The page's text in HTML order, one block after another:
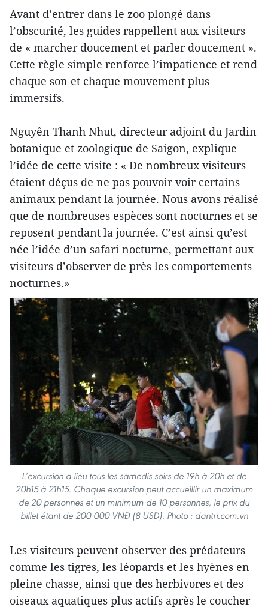
Avant d’entrer dans le zoo plongé dans
l’obscurité, les guides rappellent aux visiteurs
de « marcher doucement et parler doucement ».
Cette règle simple renforce l’impatience et rend
chaque son et chaque mouvement plus
immersifs.
Nguyên Thanh Nhut, directeur adjoint du Jardin
botanique et zoologique de Saigon, explique
l’idée de cette visite : « De nombreux visiteurs
étaient déçus de ne pas pouvoir voir certains
animaux pendant la journée. Nous avons réalisé
que de nombreuses espèces sont nocturnes et se
reposent pendant la journée. C’est ainsi qu’est
née l’idée d’un safari nocturne, permettant aux
visiteurs d’observer de près les comportements
nocturnes.»
L’excursion a lieu tous les samedis soirs de 19h à 20h et de
20h15 à 21h15. Chaque excursion peut accueillir un maximum
de 20 personnes et un minimum de 10 personnes, le prix du
billet étant de 200 000 VNĐ (8 USD). Photo : dantri.com.vn
Les visiteurs peuvent observer des prédateurs
comme les tigres, les léopards et les hyènes en
pleine chasse, ainsi que des herbivores et des
oiseaux aquatiques plus actifs après le coucher